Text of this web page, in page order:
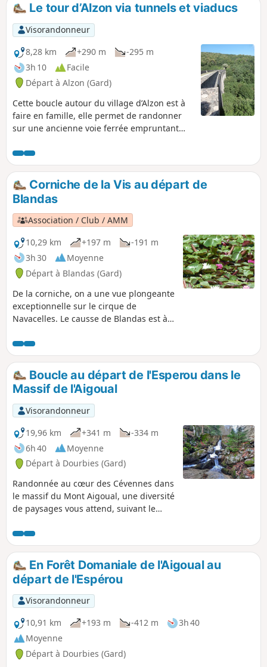
Le tour d’Alzon via tunnels et viaducs
Visorandonneur
8,28 km
+290 m
-295 m
3h 10
Facile
Départ à Alzon (Gard)
Cette boucle autour du village d’Alzon est à
faire en famille, elle permet de randonner
sur une ancienne voie ferrée empruntant
prévoir pour certains passages.
Corniche de la Vis au départ de
Blandas
Association / Club / AMM
10,29 km
+197 m
-191 m
3h 30
Moyenne
Départ à Blandas (Gard)
De la corniche, on a une vue plongeante
exceptionnelle sur le cirque de
Navacelles. Le causse de Blandas est à
un dégagement visuel sur la région
environnante. La végétation y est en
constant contraste, avec ses pins noirs,
ses cèdres, ses buis et ses prairies. Ce
causse recèle aussi de nombreux
vestiges pré-historiques.
Boucle au départ de l'Esperou dans le
Massif de l'Aigoual
Visorandonneur
19,96 km
+341 m
-334 m
6h 40
Moyenne
Départ à Dourbies (Gard)
Randonnée au cœur des Cévennes dans
le massif du Mont Aigoual, une diversité
de paysages vous attend, suivant le
Méditerranée. Vous traverserez des
forêts de feuillus, de conifères, des
tourbières, avec en point d'orgue, par
beau temps, une vue s'étendant jusqu'à
la mer lors du passage du pont au-
dessus des Cascades d'Orgon. La
randonnée suit par séquences, des PR®
balisés en Jaune et GR® en Rouge et
Blanc. Vous serez également bien
guidés par les balises jalonnant cette
boucle.
En Forêt Domaniale de l'Aigoual au
départ de l'Espérou
Visorandonneur
10,91 km
+193 m -412 m
3h 40
Moyenne
Départ à Dourbies (Gard)